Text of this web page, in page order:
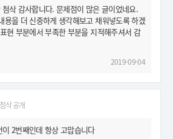
삭 감사합니다. 문제점이 많은 글이었네요.
용을 더 신중하게 생각해보고 채워넣도록 하겠
현 부분에서 부족한 부분을 지적해주셔서 감
2019-09-04
삭 공개
2번째인데 항상 고맙습니다